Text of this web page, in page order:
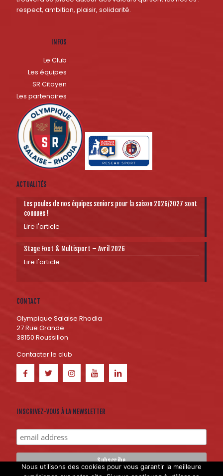
respect, ambition, plaisir, solidarité.
INFOS
Le Club
Les équipes
SR Citoyen
Les partenaires
ACTUALITÉS
Les poules de nos équipes seniors pour la saison 2026/2027 sont
connues !
Lire l'article
Stage Foot & Multisport – Avril 2026
Lire l'article
CONTACT
Olympique Salaise Rhodia
27 Rue Grande
38150 Roussillon
Contacter le club
INSCRIVEZ-VOUS À LA NEWSLETTER
Nous utilisons des cookies pour vous garantir la meilleure